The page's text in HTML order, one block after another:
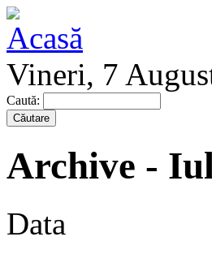
Vineri, 7
Caută:
Archive -
Data